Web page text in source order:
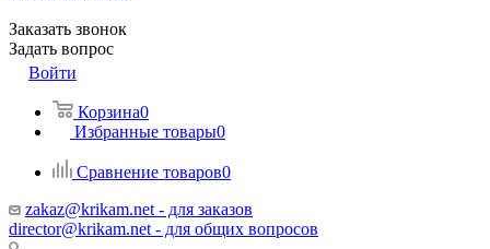
Заказать звонок
Задать вопрос
Войти
Корзина0
Избранные товары0
Сравнение товаров0
zakaz@krikam.net - для заказов
director@krikam.net - для общих вопросов